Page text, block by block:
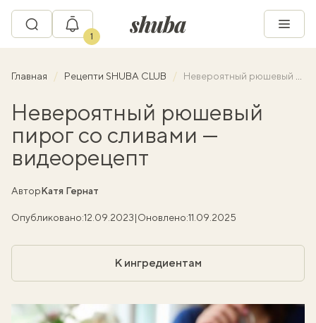
1
Главная Рецепти SHUBA CLUB Невероятный рюшевый пирог со сливами — видеорецепт
Невероятный рюшевый
пирог со сливами —
видеорецепт
АвторКатя Гернат
Опубликовано:12.09.2023|Оновлено:11.09.2025
К ингредиентам